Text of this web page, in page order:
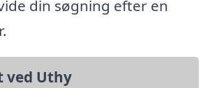
din søgning efter en
ved Uthy